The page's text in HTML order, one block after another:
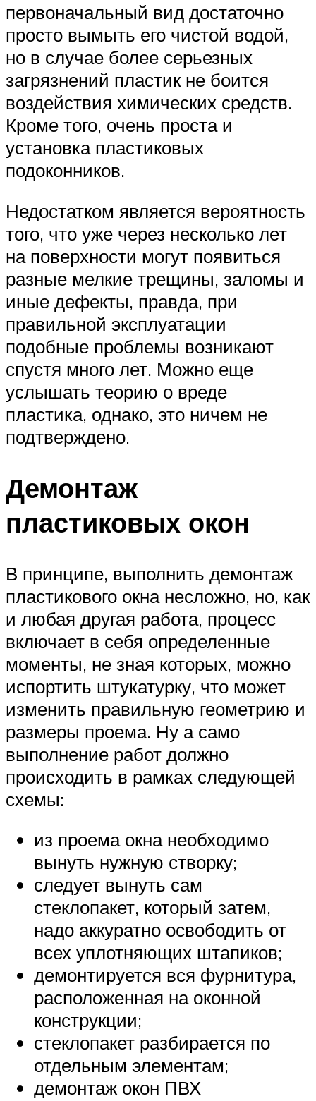
первоначальный вид достаточно
просто вымыть его чистой водой,
но в случае более серьезных
загрязнений пластик не боится
воздействия химических средств.
Кроме того, очень проста и
установка пластиковых
подоконников.
Недостатком является вероятность
того, что уже через несколько лет
на поверхности могут появиться
разные мелкие трещины, заломы и
иные дефекты, правда, при
правильной эксплуатации
подобные проблемы возникают
спустя много лет. Можно еще
услышать теорию о вреде
пластика, однако, это ничем не
подтверждено.
Демонтаж
пластиковых окон
В принципе, выполнить демонтаж
пластикового окна несложно, но, как
и любая другая работа, процесс
включает в себя определенные
моменты, не зная которых, можно
испортить штукатурку, что может
изменить правильную геометрию и
размеры проема. Ну а само
выполнение работ должно
происходить в рамках следующей
схемы:
из проема окна необходимо
вынуть нужную створку;
следует вынуть сам
стеклопакет, который затем,
надо аккуратно освободить от
всех уплотняющих штапиков;
демонтируется вся фурнитура,
расположенная на оконной
конструкции;
стеклопакет разбирается по
отдельным элементам;
демонтаж окон ПВХ